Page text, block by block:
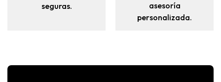
seguras.
asesoría
personalizada.